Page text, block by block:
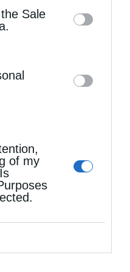
disclosed by us to
List of
Sale
of my
θα υπεισέρχονταν
δικής τους εθνικής
ιστορικός Dvornik
των πνεύμα, το
το οποίον
ατόμων και των
λαό, τον
και έκαναν το
να μπει το